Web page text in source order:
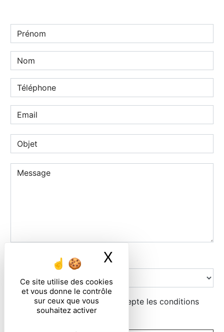
Ce site utilise des cookies
et vous donne le contrôle
sur ceux que vous
souhaitez activer
X
Combien font zero plus un
En cochant cette case, j'accepte les conditions
particulières ci-dessous **